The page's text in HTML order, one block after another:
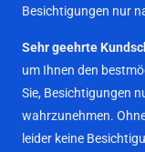
Besichtigungen nur
Sehr geehrte
um Ihnen den
Sie, Besichtigungen
wahrzunehmen.
leider keine